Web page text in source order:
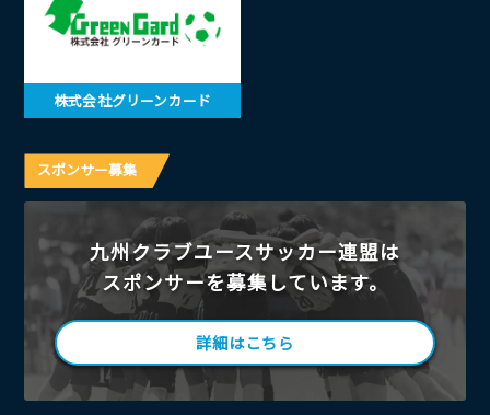
株式会社グリーンカード
スポンサー募集
九州クラブユースサッカー連盟は
スポンサーを募集しています。
詳細はこちら